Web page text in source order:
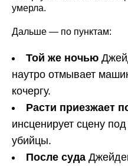
умерла.
Дальше — по пунктам:
Той же ночью
наутро отмывает
кочергу.
Расти приезжает
инсценирует сцену
убийцы.
После суда